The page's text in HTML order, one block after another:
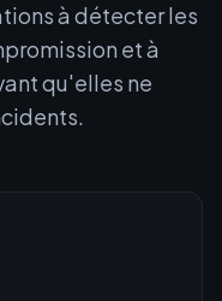
à détecter les
et à
qu'elles ne